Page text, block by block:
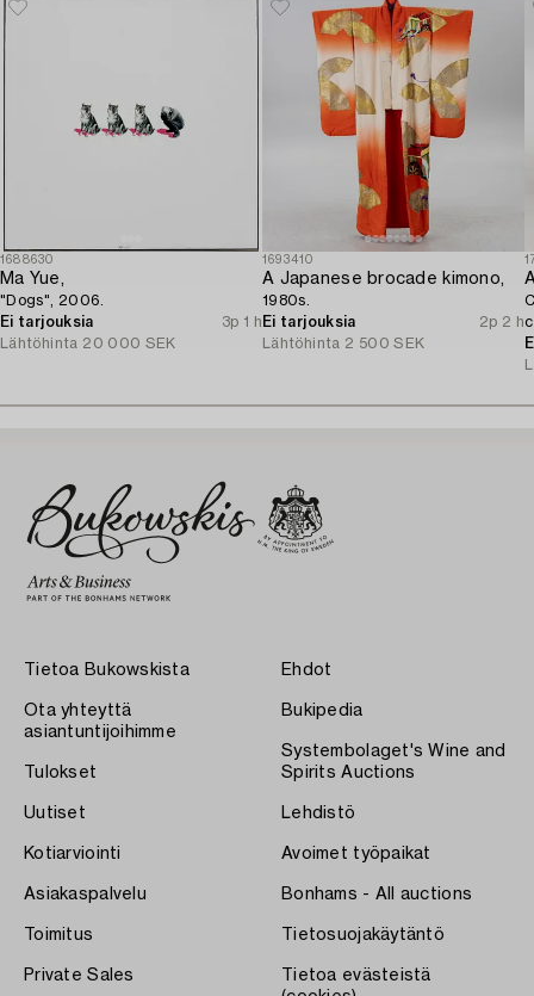
1688630
Ma Yue,
"Dogs", 2006.
Ei tarjouksia
3p 1 h
Lähtöhinta 20 000 SEK
1693410
A Japanese brocade kimono,
1980s.
Ei tarjouksia
2p 2 h
Lähtöhinta 2 500 SEK
Tietoa Bukowskista
Ota yhteyttä
asiantuntijoihimme
Tulokset
Uutiset
Kotiarviointi
Asiakaspalvelu
Toimitus
Private Sales
Ehdot
Bukipedia
Systembolaget's Wine and
Spirits Auctions
Lehdistö
Avoimet työpaikat
Bonhams - All auctions
Tietosuojakäytäntö
Tietoa evästeistä